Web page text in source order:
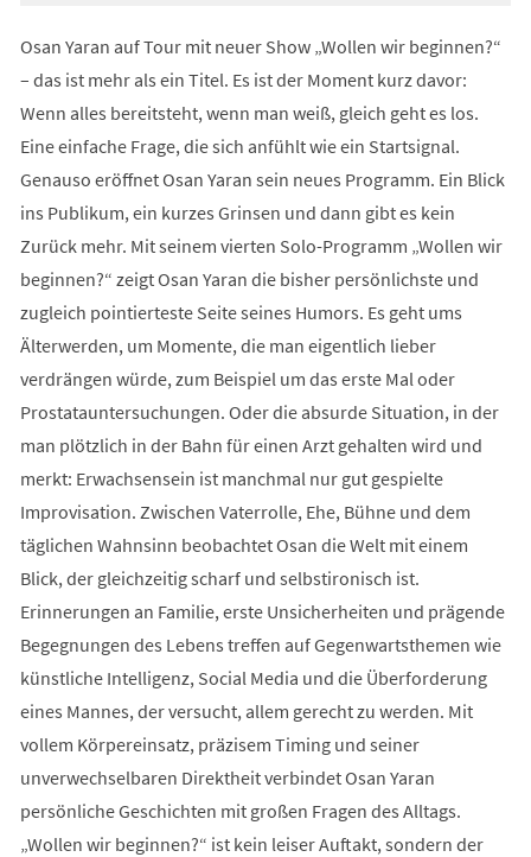
Osan Yaran auf Tour mit neuer Show „Wollen wir beginnen?“
– das ist mehr als ein Titel. Es ist der Moment kurz davor:
Wenn alles bereitsteht, wenn man weiß, gleich geht es los.
Eine einfache Frage, die sich anfühlt wie ein Startsignal.
Genauso eröffnet Osan Yaran sein neues Programm. Ein Blick
ins Publikum, ein kurzes Grinsen und dann gibt es kein
Zurück mehr. Mit seinem vierten Solo-Programm „Wollen wir
beginnen?“ zeigt Osan Yaran die bisher persönlichste und
zugleich pointierteste Seite seines Humors. Es geht ums
Älterwerden, um Momente, die man eigentlich lieber
verdrängen würde, zum Beispiel um das erste Mal oder
Prostatauntersuchungen. Oder die absurde Situation, in der
man plötzlich in der Bahn für einen Arzt gehalten wird und
merkt: Erwachsensein ist manchmal nur gut gespielte
Improvisation. Zwischen Vaterrolle, Ehe, Bühne und dem
täglichen Wahnsinn beobachtet Osan die Welt mit einem
Blick, der gleichzeitig scharf und selbstironisch ist.
Erinnerungen an Familie, erste Unsicherheiten und prägende
Begegnungen des Lebens treffen auf Gegenwartsthemen wie
künstliche Intelligenz, Social Media und die Überforderung
eines Mannes, der versucht, allem gerecht zu werden. Mit
vollem Körpereinsatz, präzisem Timing und seiner
unverwechselbaren Direktheit verbindet Osan Yaran
persönliche Geschichten mit großen Fragen des Alltags.
„Wollen wir beginnen?“ ist kein leiser Auftakt, sondern der